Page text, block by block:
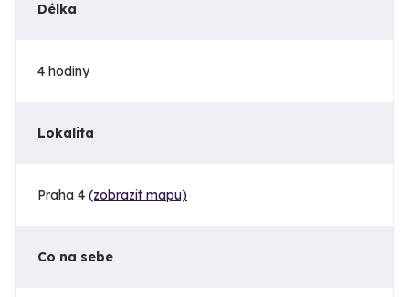
Délka
4 hodiny
Lokalita
Praha 4 (zobrazit mapu)
Co na sebe